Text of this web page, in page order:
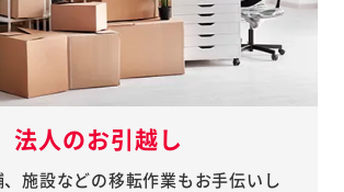
法人のお引越し
施設などの移転作業もお手伝いし